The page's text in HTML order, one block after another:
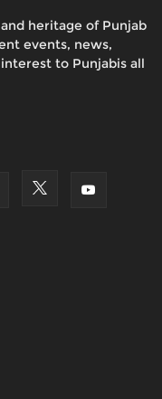
heritage of Punjab
events, news,
to Punjabis all